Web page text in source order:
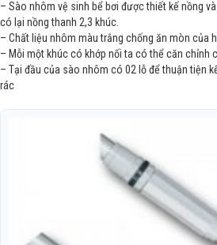
– Sào nhôm vệ sinh bể bơi được thiết kế nồng
có lại nồng thanh 2,3 khúc.
– Chất liệu nhôm màu trắng chống ăn mòn của
– Mỗi một khúc có khớp nối ta có thể căn chỉnh
– Tại đầu của sào nhôm có 02 lỗ để thuận tiện
rác